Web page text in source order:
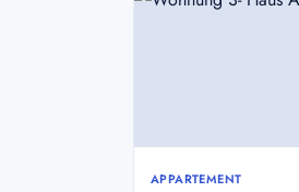
APPARTEMENT